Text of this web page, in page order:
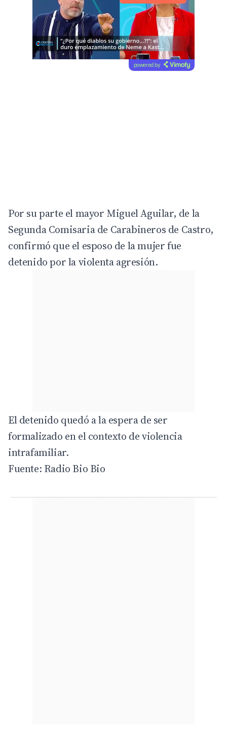
powered by
Por su parte el mayor Miguel Aguilar, de la
Segunda Comisaria de Carabineros de Castro,
confirmó que el esposo de la mujer fue
detenido por la violenta agresión.
El detenido quedó a la espera de ser
formalizado en el contexto de violencia
intrafamiliar.
Fuente: Radio Bio Bio